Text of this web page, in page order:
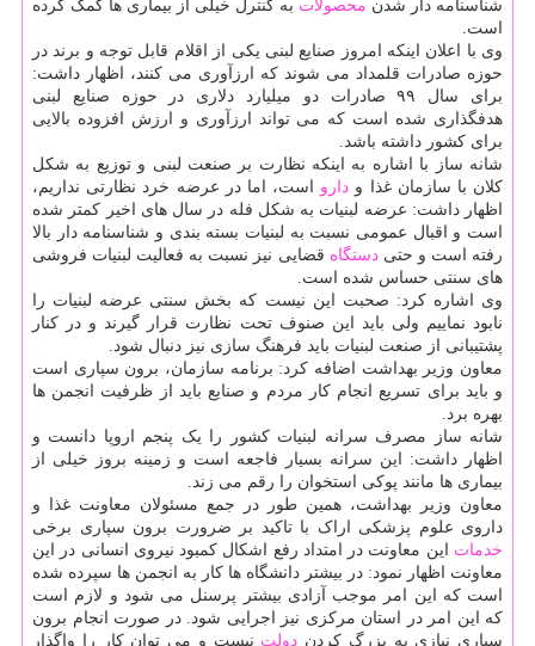
شناسنامه دار شدن محصولات به کنترل خیلی از بیماری ها کمک کرده
است.
وی با اعلان اینکه امروز صنایع لبنی یکی از اقلام قابل توجه و برند در
حوزه صادرات قلمداد می شوند که ارزآوری می کنند، اظهار داشت:
برای سال ۹۹ صادرات دو میلیارد دلاری در حوزه صنایع لبنی
هدفگذاری شده است که می تواند ارزآوری و ارزش افزوده بالایی
برای کشور داشته باشد.
شانه ساز با اشاره به اینکه نظارت بر صنعت لبنی و توزیع به شکل
کلان با سازمان غذا و دارو است، اما در عرضه خرد نظارتی نداریم،
اظهار داشت: عرضه لبنیات به شکل فله در سال های اخیر کمتر شده
است و اقبال عمومی نسبت به لبنیات بسته بندی و شناسنامه دار بالا
رفته است و حتیدستگاه قضایی نیز نسبت به فعالیت لبنیات فروشی
های سنتی حساس شده است.
وی اشاره کرد: صحبت این نیست که بخش سنتی عرضه لبنیات را
نابود نماییم ولی باید این صنوف تحت نظارت قرار گیرند و در کنار
پشتیبانی از صنعت لبنیات باید فرهنگ سازی نیز دنبال شود.
معاون وزیر بهداشت اضافه کرد: برنامه سازمان، برون سپاری است
و باید برای تسریع انجام کار مردم و صنایع باید از ظرفیت انجمن ها
بهره برد.
شانه ساز مصرف سرانه لبنیات کشور را یک پنجم اروپا دانست و
اظهار داشت: این سرانه بسیار فاجعه است و زمینه بروز خیلی از
بیماری ها مانند پوکی استخوان را رقم می زند.
معاون وزیر بهداشت، همین طور در جمع مسئولان معاونت غذا و
داروی علوم پزشکی اراک با تاکید بر ضرورت برون سپاری برخی
خدمات این معاونت در امتداد رفع اشکال کمبود نیروی انسانی در این
معاونت اظهار نمود: در بیشتر دانشگاه ها کار به انجمن ها سپرده شده
است که این امر موجب آزادی بیشتر پرسنل می شود و لازم است
که این امر در استان مرکزی نیز اجرایی شود. در صورت انجام برون
سپاری نیازی به بزرگ کردن دولت نیست و می توان کار را واگذار